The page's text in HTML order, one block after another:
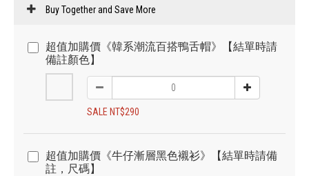
Buy Together and Save More
超值加購價《韓系潮流百搭鴨舌帽》【結單時請
備註顏色】
SALE NT$290
超值加購價《牛仔漸層黑色襯衫》【結單時請備
註，尺碼】